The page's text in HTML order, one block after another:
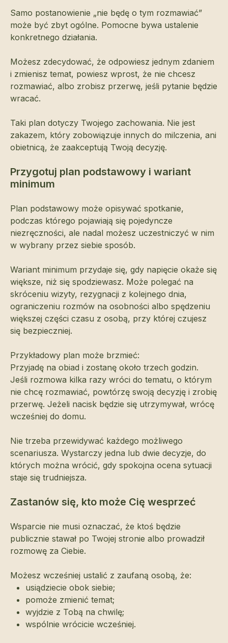
Samo postanowienie „nie będę o tym rozmawiać”
może być zbyt ogólne. Pomocne bywa ustalenie
konkretnego działania.
Możesz zdecydować, że odpowiesz jednym zdaniem
i zmienisz temat, powiesz wprost, że nie chcesz
rozmawiać, albo zrobisz przerwę, jeśli pytanie będzie
wracać.
Taki plan dotyczy Twojego zachowania. Nie jest
zakazem, który zobowiązuje innych do milczenia, ani
obietnicą, że zaakceptują Twoją decyzję.
Przygotuj plan podstawowy i wariant
minimum
Plan podstawowy może opisywać spotkanie,
podczas którego pojawiają się pojedyncze
niezręczności, ale nadal możesz uczestniczyć w nim
w wybrany przez siebie sposób.
Wariant minimum przydaje się, gdy napięcie okaże się
większe, niż się spodziewasz. Może polegać na
skróceniu wizyty, rezygnacji z kolejnego dnia,
ograniczeniu rozmów na osobności albo spędzeniu
większej części czasu z osobą, przy której czujesz
się bezpieczniej.
Przykładowy plan może brzmieć:
Przyjadę na obiad i zostanę około trzech godzin.
Jeśli rozmowa kilka razy wróci do tematu, o którym
nie chcę rozmawiać, powtórzę swoją decyzję i zrobię
przerwę. Jeżeli nacisk będzie się utrzymywał, wrócę
wcześniej do domu.
Nie trzeba przewidywać każdego możliwego
scenariusza. Wystarczy jedna lub dwie decyzje, do
których można wrócić, gdy spokojna ocena sytuacji
staje się trudniejsza.
Zastanów się, kto może Cię wesprzeć
Wsparcie nie musi oznaczać, że ktoś będzie
publicznie stawał po Twojej stronie albo prowadził
rozmowę za Ciebie.
Możesz wcześniej ustalić z zaufaną osobą, że:
usiądziecie obok siebie;
pomoże zmienić temat;
wyjdzie z Tobą na chwilę;
wspólnie wrócicie wcześniej.